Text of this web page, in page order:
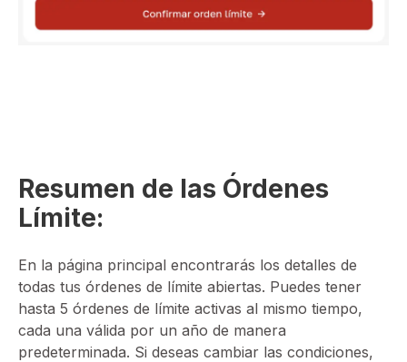
Resumen de las Órdenes
Límite:
En la página principal encontrarás los detalles de
todas tus órdenes de límite abiertas. Puedes tener
hasta 5 órdenes de límite activas al mismo tiempo,
cada una válida por un año de manera
predeterminada. Si deseas cambiar las condiciones,